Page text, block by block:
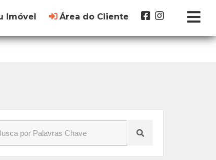
Imóvel Área do Cliente